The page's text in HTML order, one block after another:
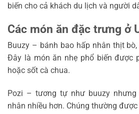
biến cho cả khách du lịch và người
Các món ăn đặc trưng ở
Buuzy – bánh bao hấp nhân thịt
Đây là món ăn nhẹ phổ biến được
hoặc sốt cà chua.
Pozi – tương tự như buuzy
nhân nhiều hơn. Chúng thường